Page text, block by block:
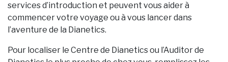
services d’introduction et peuvent vous aider à
commencer votre voyage ou à vous lancer dans
l’aventure de la Dianetics.
Pour localiser le Centre de Dianetics ou l’Auditor de